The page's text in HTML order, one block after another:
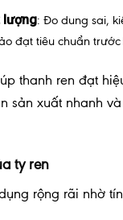
lượng: Đo dung sai,
đạt tiêu chuẩn trước
thanh ren đạt
sản xuất nhanh
ty ren
rộng rãi nhờ